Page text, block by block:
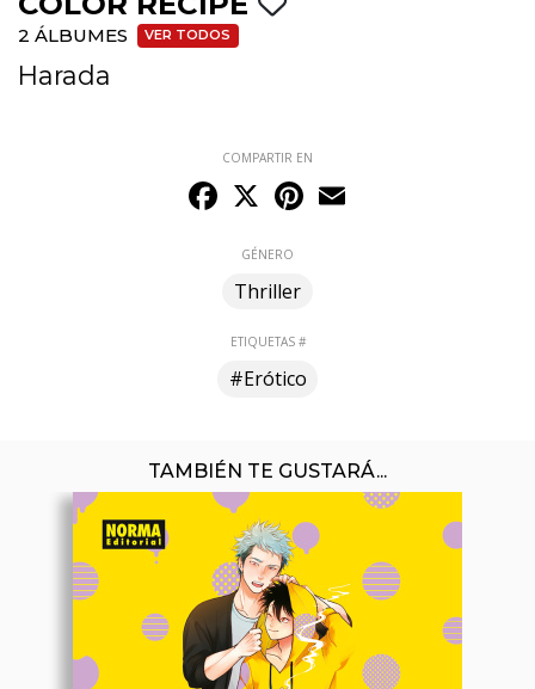
COMPARTIR EN
Facebook
X Pinterest
GÉNERO
Thriller
ETIQUETAS #
#Erótico
2 ÁLBUMES VER TODOS
Harada
TAMBIÉN TE GUSTARÁ...